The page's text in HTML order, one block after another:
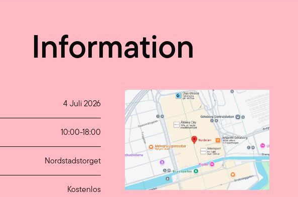
Information
4 Juli 2026
10:00-18:00
Nordstadstorget
Kostenlos